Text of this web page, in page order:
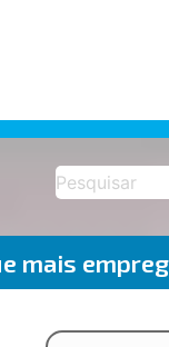
mais